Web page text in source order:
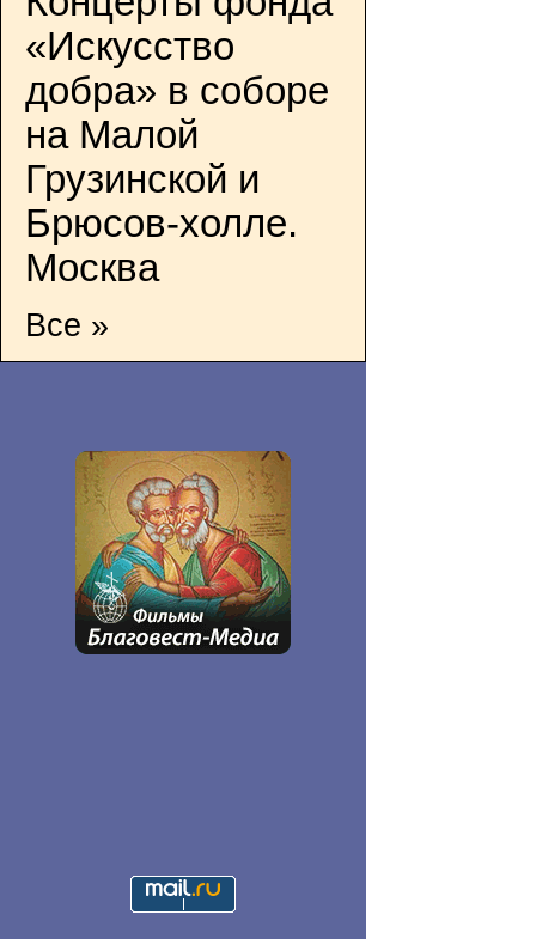
«Искусство
добра» в соборе
на Малой
Грузинской и
Брюсов-холле.
Москва
Все »